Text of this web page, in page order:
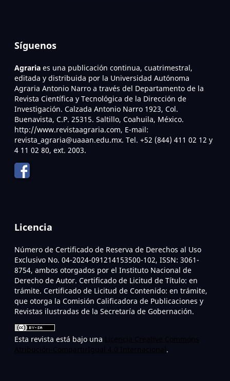
Síguenos
Agraria es una publicación continua, cuatrimestral,
editada y distribuida por la Universidad Autónoma
Agraria Antonio Narro a través del Departamento de la
Revista Científica y Tecnológica de la Dirección de
Investigación. Calzada Antonio Narro 1923, Col.
Buenavista, C.P. 25315. Saltillo, Coahuila, México.
http://www.revistaagraria.com, E-mail:
revista_agraria@uaaan.edu.mx. Tel. +52 (844) 411 02 12 y
4 11 02 80, ext. 2003.
Licencia
Número de Certificado de Reserva de Derechos al Uso
Exclusivo No. 04-2024-091214153500-102, ISSN: 3061-
8754, ambos otorgados por el Instituto Nacional de
Derecho de Autor. Certificado de Licitud de Título: en
trámite. Certificado de Licitud de Contenido: en trámite,
que otorga la Comisión Calificadora de Publicaciones y
Revistas ilustradas de la Secretaría de Gobernación.
Esta revista está bajo una
.